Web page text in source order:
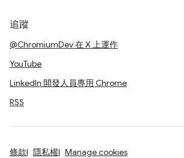
追蹤
@ChromiumDev 在 X 上運作
YouTube
LinkedIn 開發人員專用 Chrome
RSS
條款 隱私權 Manage cookies